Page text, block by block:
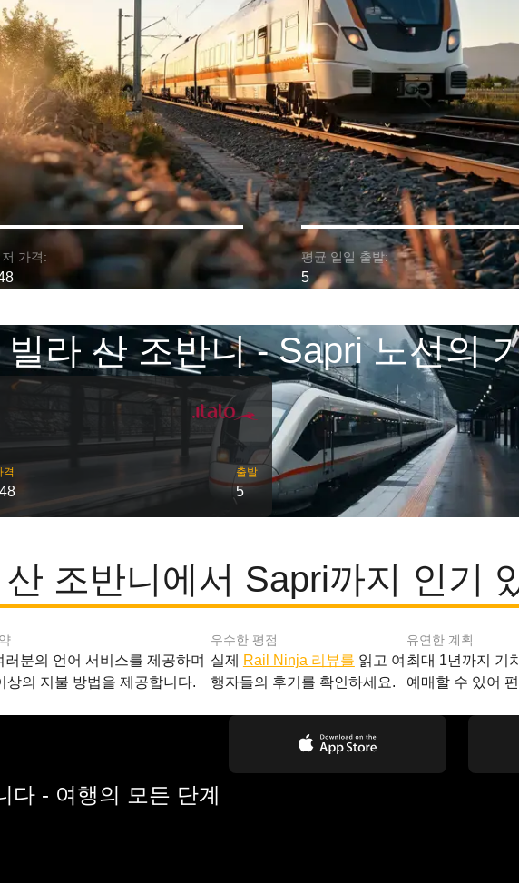
저 가격: 평균 일일 출발:
5
빌라 산 조반니 - Sapri 노선의
격 출발
5
산 조반니에서 Sapri까지 인기
러분의 언어 서비스를 제공하며
상의 지불 방법을 제공합니다.
우수한 평점
실제 Rail Ninja 리뷰를 읽고 여
행자들의 후기를 확인하세요.
유연한 계획
최대 1년까지 기
예매할 수 있어
다 - 여행의 모든 단계